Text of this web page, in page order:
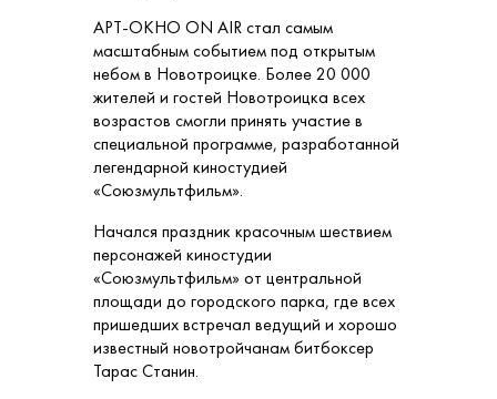
АРТ-ОКНО ON AIR стал самым
масштабным событием под открытым
небом в Новотроицке. Более 20 000
жителей и гостей Новотроицка всех
возрастов смогли принять участие в
специальной программе, разработанной
легендарной киностудией
«Союзмультфильм».
Начался праздник красочным шествием
персонажей киностудии
«Союзмультфильм» от центральной
площади до городского парка, где всех
пришедших встречал ведущий и хорошо
известный новотройчанам битбоксер
Тарас Станин.